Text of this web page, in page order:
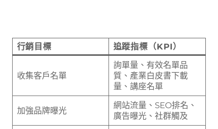
行銷目標 追蹤指標（KPI）
收集客戶名單
詢單量、有效名單品
質、產業白皮書下載
量、講座名單
加強品牌曝光
網站流量、SEO排名、
廣告曝光、社群觸及